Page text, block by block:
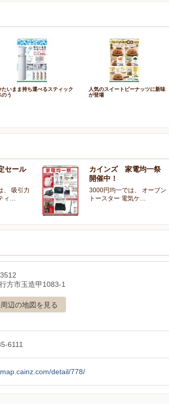
たいまま持ち運べるスティック
のう
人気のスイートピーナッツに新味
が登場
セール
、 吸引力
ィ…
カインズ 家電均一祭
開催中！
3000円均一では、 オーブン
トースター 電気ケ…
方市玉造甲1083-1
辺の地図を見る
6111
detail/778/